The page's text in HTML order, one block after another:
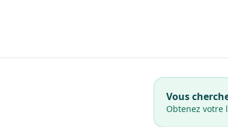
Vous
Obtenez votre